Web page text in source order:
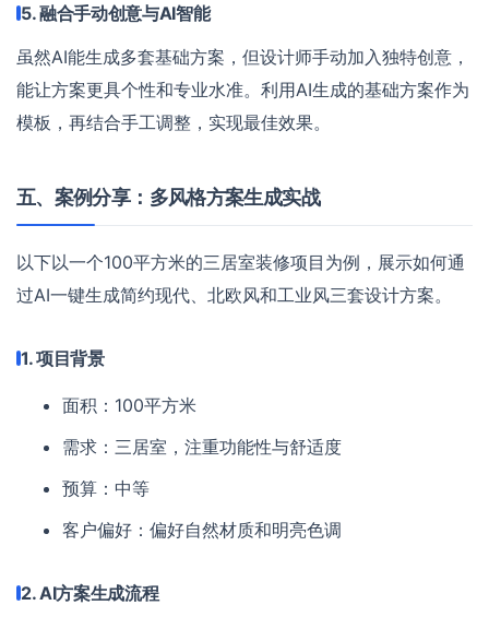
5. 融合手动创意与AI智能
虽然AI能生成多套基础方案，但设计师手动加入独特创意，
能让方案更具个性和专业水准。利用AI生成的基础方案作为
模板，再结合手工调整，实现最佳效果。
五、案例分享：多风格方案生成实战
以下以一个100平方米的三居室装修项目为例，展示如何通
过AI一键生成简约现代、北欧风和工业风三套设计方案。
1. 项目背景
面积：100平方米
需求：三居室，注重功能性与舒适度
预算：中等
客户偏好：偏好自然材质和明亮色调
2. AI方案生成流程